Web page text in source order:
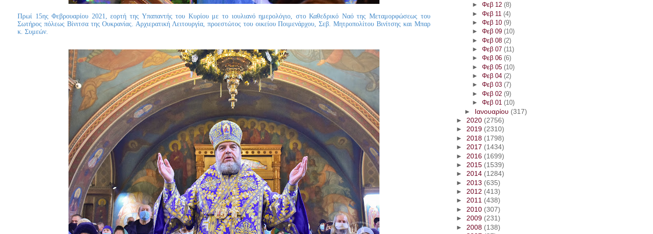
Πρωί 15ης Φεβρουαρίου 2021, εορτή της Υπαπαντής του Κυρίου με το ιουλιανό ημερολόγιο, στο Καθεδρικό Ναό της Μεταμορφώσεως του
Σωτήρος πόλεως Βίνιτσα της Ουκρανίας. Αρχιερατική Λειτουργία, προεστώτος του οικείου Ποιμενάρχου, Σεβ. Μητροπολίτου Βινίτσης και Μπαρ
κ. Συμεών.
► Φεβ 12 (8)
► Φεβ 11 (4)
► Φεβ 10 (9)
► Φεβ 09 (10)
► Φεβ 08 (2)
► Φεβ 07 (11)
► Φεβ 06 (6)
► Φεβ 05 (10)
► Φεβ 04 (2)
► Φεβ 03 (7)
► Φεβ 02 (9)
► Φεβ 01 (10)
► Ιανουαρίου (317)
► 2020 (2756)
►2019 (2310)
► 2018 (1798)
►2017 (1434)
► 2016 (1699)
► 2015 (1539)
►2014 (1284)
► 2013 (635)
►2012 (413)
►2011 (438)
► 2010 (307)
►2009 (231)
► 2008 (138)